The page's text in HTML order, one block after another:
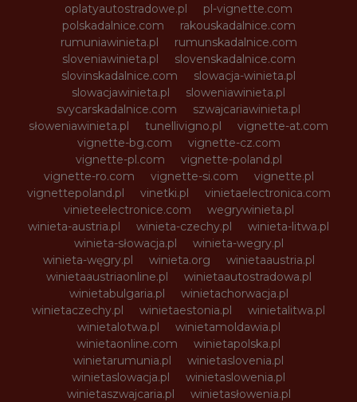
oplatyautostradowe.pl
pl-vignette.com
polskadalnice.com
rakouskadalnice.com
rumuniawinieta.pl
rumunskadalnice.com
sloveniawinieta.pl
slovenskadalnice.com
slovinskadalnice.com
slowacja-winieta.pl
slowacjawinieta.pl
sloweniawinieta.pl
svycarskadalnice.com
szwajcariawinieta.pl
słoweniawinieta.pl
tunellivigno.pl
vignette-at.com
vignette-bg.com
vignette-cz.com
vignette-pl.com
vignette-poland.pl
vignette-ro.com
vignette-si.com
vignette.pl
vignettepoland.pl
vinetki.pl
vinietaelectronica.com
vinieteelectronice.com
wegrywinieta.pl
winieta-austria.pl
winieta-czechy.pl
winieta-litwa.pl
winieta-słowacja.pl
winieta-wegry.pl
winieta-węgry.pl
winieta.org
winietaaustria.pl
winietaaustriaonline.pl
winietaautostradowa.pl
winietabulgaria.pl
winietachorwacja.pl
winietaczechy.pl
winietaestonia.pl
winietalitwa.pl
winietalotwa.pl
winietamoldawia.pl
winietaonline.com
winietapolska.pl
winietarumunia.pl
winietaslovenia.pl
winietaslowacja.pl
winietaslowenia.pl
winietaszwajcaria.pl
winietasłowenia.pl